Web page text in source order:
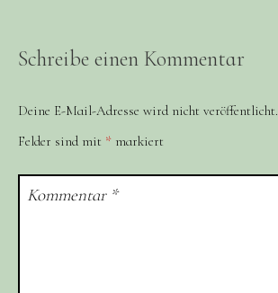
Schreibe einen Kommentar
Deine E-Mail-Adresse wird nicht veröffentlicht.
Felder sind mit * markiert
Kommentar *